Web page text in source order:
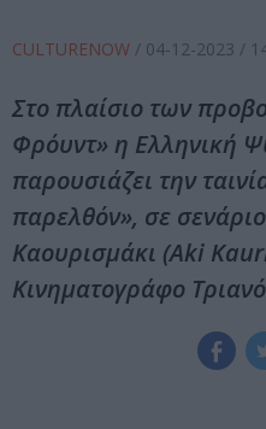
CULTURENOW / 04-12-2023 /
Στο πλαίσιο των
Φρόυντ» η Ελληνική
παρουσιάζει την
παρελθόν», σε
Καουρισμάκι (Aki
Κινηματογράφο